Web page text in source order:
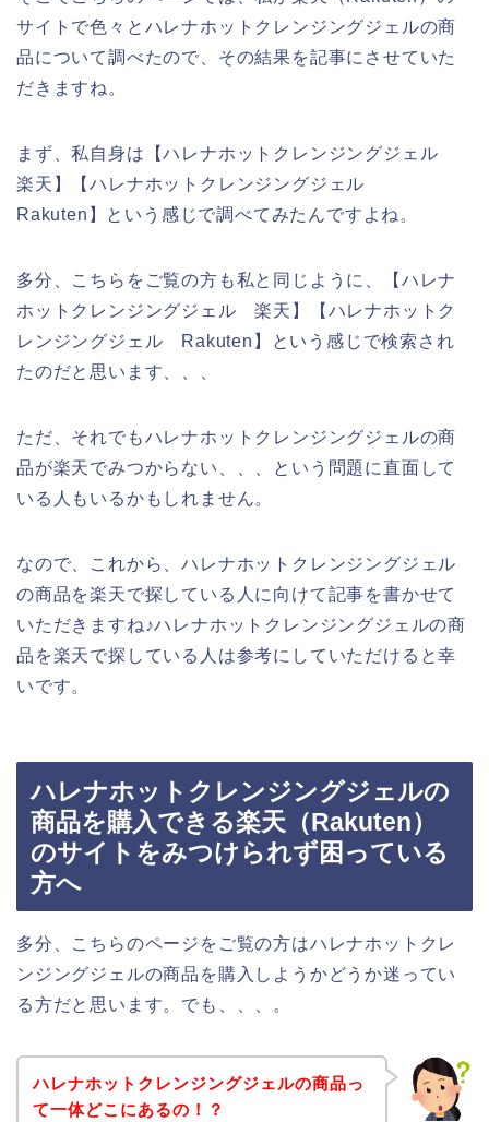
サイトで色々とハレナホットクレンジングジェルの商
品について調べたので、その結果を記事にさせていた
だきますね。
まず、私自身は【ハレナホットクレンジングジェル
楽天】【ハレナホットクレンジングジェル
Rakuten】という感じで調べてみたんですよね。
多分、こちらをご覧の方も私と同じように、【ハレナ
ホットクレンジングジェル 楽天】【ハレナホットク
レンジングジェル Rakuten】という感じで検索され
たのだと思います、、、
ただ、それでもハレナホットクレンジングジェルの商
品が楽天でみつからない、、、という問題に直面して
いる人もいるかもしれません。
なので、これから、ハレナホットクレンジングジェル
の商品を楽天で探している人に向けて記事を書かせて
いただきますね♪ハレナホットクレンジングジェルの商
品を楽天で探している人は参考にしていただけると幸
いです。
ハレナホットクレンジングジェルの
商品を購入できる楽天（Rakuten）
のサイトをみつけられず困っている
方へ
多分、こちらのページをご覧の方はハレナホットクレ
ンジングジェルの商品を購入しようかどうか迷ってい
る方だと思います。でも、、、。
ハレナホットクレンジングジェルの商品っ
て一体どこにあるの！？